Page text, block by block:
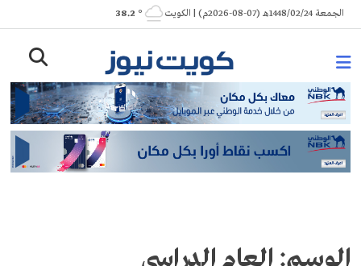
Skip
to
الجمعة 1448/02/24هـ (07-08-2026م) | الكويت ° 38.2
الوسم: العام الدراسي